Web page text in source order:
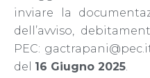
inviare la
dell’avviso,
PEC:
del 16 Giugno 2025